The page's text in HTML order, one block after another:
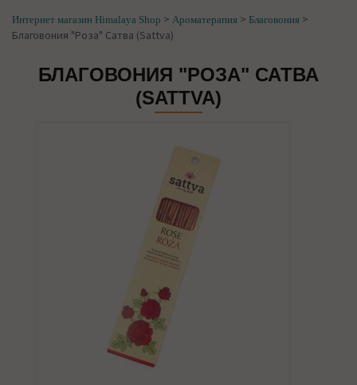
Интернет магазин Himalaya Shop > Ароматерапия > Благовония >
Благовония "Роза" Сатва (Sattva)
БЛАГОВОНИЯ "РОЗА" САТВА
(SATTVA)